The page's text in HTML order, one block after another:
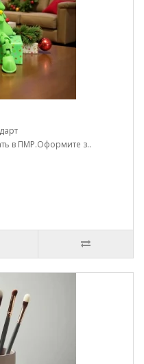
в ПМР.Оформите з..